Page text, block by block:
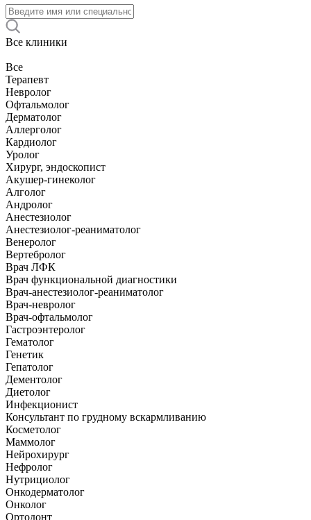
Все клиники
Все
Терапевт
Невролог
Офтальмолог
Дерматолог
Аллерголог
Кардиолог
Уролог
Хирург, эндоскопист
Акушер-гинеколог
Алголог
Андролог
Анестезиолог
Анестезиолог-реаниматолог
Венеролог
Вертебролог
Врач ЛФК
Врач функциональной диагностики
Врач-анестезиолог-реаниматолог
Врач-невролог
Врач-офтальмолог
Гастроэнтеролог
Гематолог
Генетик
Гепатолог
Дементолог
Диетолог
Инфекционист
Консультант по грудному вскармливанию
Косметолог
Маммолог
Нейрохирург
Нефролог
Нутрициолог
Онкодерматолог
Онколог
Ортодонт